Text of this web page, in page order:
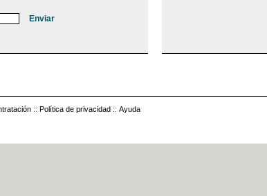
:: Política de privacidad :: Ayuda